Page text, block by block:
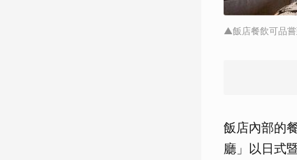
▲飯店餐飲可品
飯店內部的
廳」以日式